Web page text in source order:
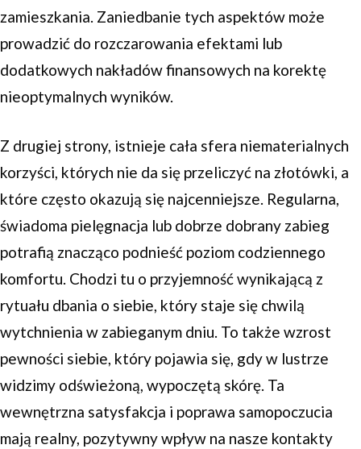
zamieszkania. Zaniedbanie tych aspektów może
prowadzić do rozczarowania efektami lub
dodatkowych nakładów finansowych na korektę
nieoptymalnych wyników.
Z drugiej strony, istnieje cała sfera niematerialnych
korzyści, których nie da się przeliczyć na złotówki, a
które często okazują się najcenniejsze. Regularna,
świadoma pielęgnacja lub dobrze dobrany zabieg
potrafią znacząco podnieść poziom codziennego
komfortu. Chodzi tu o przyjemność wynikającą z
rytuału dbania o siebie, który staje się chwilą
wytchnienia w zabieganym dniu. To także wzrost
pewności siebie, który pojawia się, gdy w lustrze
widzimy odświeżoną, wypoczętą skórę. Ta
wewnętrzna satysfakcja i poprawa samopoczucia
mają realny, pozytywny wpływ na nasze kontakty